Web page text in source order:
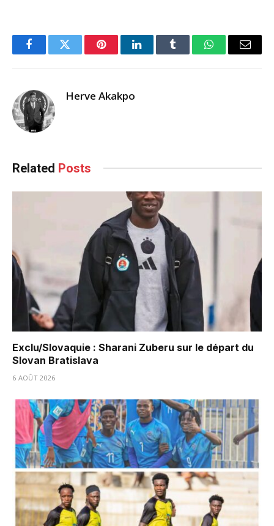
FacebookTwitter PinterestLinkedInTumblr WhatsAppEmail
Herve Akakpo
Related Posts
Exclu/Slovaquie : Sharani Zuberu sur le départ du
Slovan Bratislava
6 AOÛT 2026